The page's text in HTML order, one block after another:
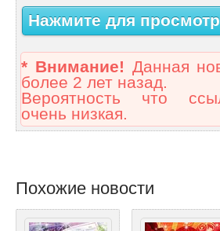
Нажмите для
* Внимание! Данная
более 2 лет назад.
Вероятность что
очень низкая.
Похожие новости